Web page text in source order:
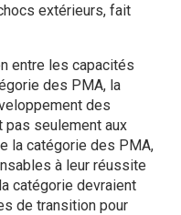
extérieurs, fait
entre les capacités
des PMA, la
des
seulement aux
la catégorie des PMA,
à leur réussite
catégorie devraient
de transition pour